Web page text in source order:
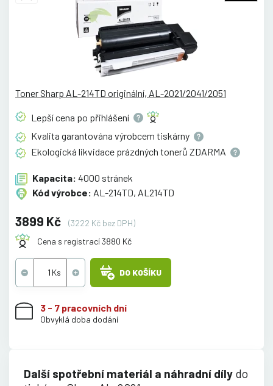
Toner Sharp AL-214TD originální, AL-2021/2041/2051
Lepší cena po přihlášení
Kvalita garantována výrobcem tiskárny
Ekologická likvidace prázdných tonerů ZDARMA
Kapacita: 4000 stránek
Kód výrobce: AL-214TD, AL214TD
3899 Kč
(3222 Kč bez DPH)
Cena s registrací 3880 Kč
DO KOŠÍKU
3 - 7 pracovních dní
Obvyklá doba dodání
Další spotřební materiál a náhradní díly do